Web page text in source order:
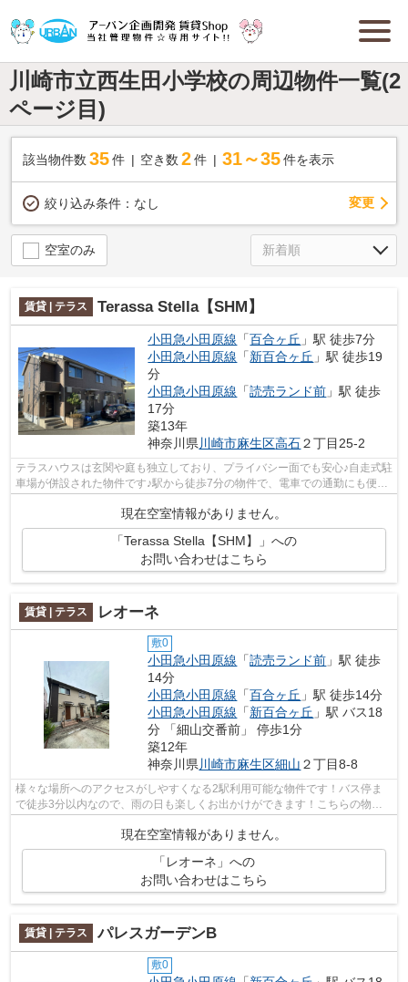
川崎市立西生田小学校の周辺物件一覧(2
ページ目)
該当物件数 35件 空き数 2 件 31～35 件を表示
絞り込み条件： なし 変更
空室のみ
賃貸 | テラス Terassa Stella【SHM】
小田急小田原線 「百合ヶ丘 」駅 徒歩7分
小田急小田原線 「新百合ヶ丘 」駅 徒歩19
分
小田急小田原線 「読売ランド前 」駅 徒歩
17分
築13年
神奈川県 川崎市麻生区高石２丁目25-2
テラスハウスは玄関や庭も独立しており、プライバシー面でも安心♪自走式駐
車場が併設された物件です♪駅から徒歩7分の物件で、電車での通勤にも便利
な立地です♪お使いいただける駅は2駅...
現在空室情報がありません。
「Terassa Stella【SHM】」への
お問い合わせはこちら
賃貸 | テラス レオーネ
敷0
小田急小田原線 「読売ランド前 」駅 徒歩
14分
小田急小田原線 「百合ヶ丘 」駅 徒歩14分
小田急小田原線 「新百合ヶ丘 」駅 バス18
分 「細山交番前」 停歩1分
築12年
神奈川県川崎市麻生区細山 ２丁目8-8
様々な場所へのアクセスがしやすくなる2駅利用可能な物件です！バス停ま
で徒歩3分以内なので、雨の日も楽しくお出かけができます！こちらの物件
現在空室情報がありません。
「レオーネ」への
お問い合わせはこちら
賃貸 | テラス パレスガーデンB
敷0